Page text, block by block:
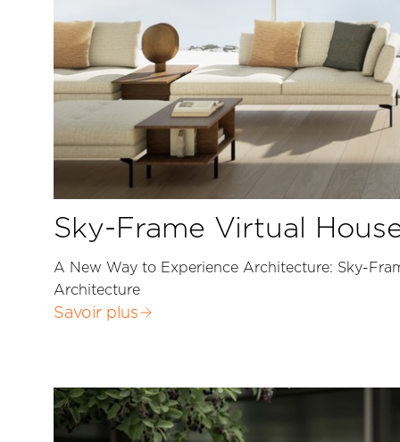
Sky-Frame Virtual
A New Way to Experience Architecture: Sky-
Architecture
Savoir plus